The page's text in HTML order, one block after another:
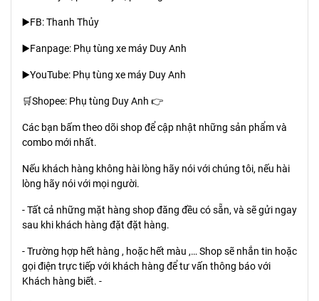
▶️FB: Thanh Thủy
▶️Fanpage: Phụ tùng xe máy Duy Anh
▶️YouTube: Phụ tùng xe máy Duy Anh
🛒Shopee: Phụ tùng Duy Anh 👉
Các bạn bấm theo dõi shop để cập nhật những sản phẩm và
combo mới nhất.
Nếu khách hàng không hài lòng hãy nói với chúng tôi, nếu hài
lòng hãy nói với mọi người.
- Tất cả những mặt hàng shop đăng đều có sẵn, và sẽ gửi ngay
sau khi khách hàng đặt đặt hàng.
- Trường hợp hết hàng , hoặc hết màu ,… Shop sẽ nhắn tin hoặc
gọi điện trực tiếp với khách hàng để tư vấn thông báo với
Khách hàng biết. -